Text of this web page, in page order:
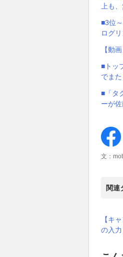
上も
■3位
ログ
【動
■トッ
でま
■「タ
ーが
文：
関連
【キ
の入力